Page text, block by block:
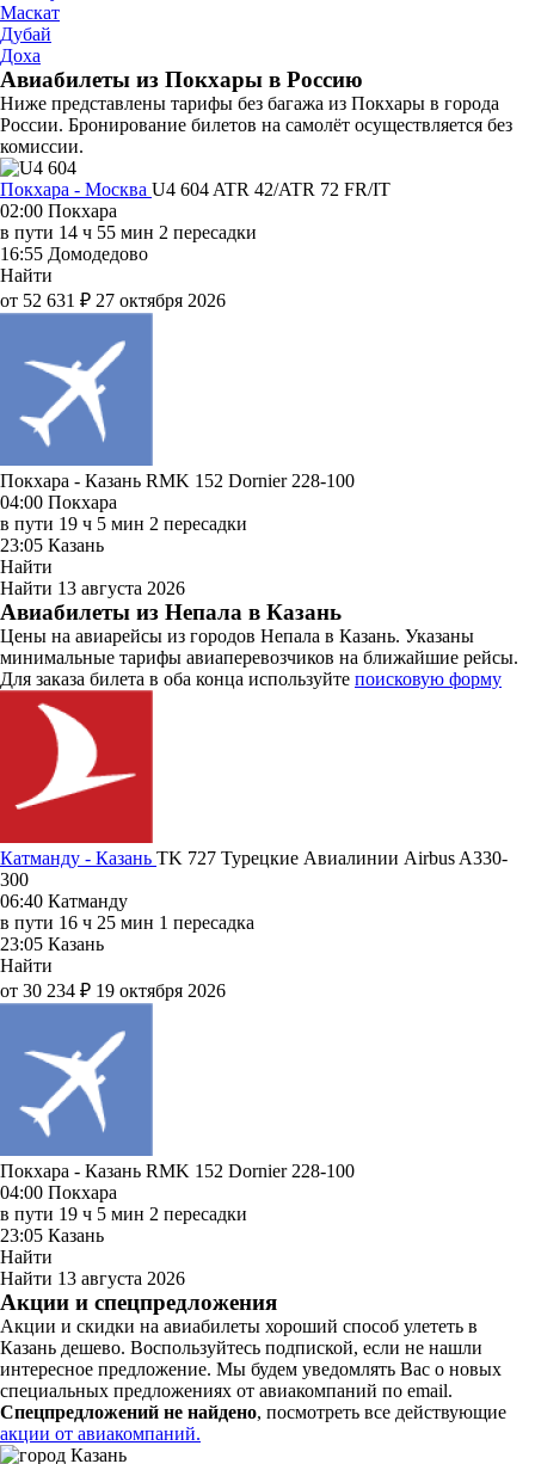
Маскат
Дубай
Доха
Авиабилеты из Покхары в Россию
Ниже представлены тарифы без багажа из Покхары в города
России. Бронирование билетов на самолёт осуществляется без
комиссии.
Покхара - Москва U4 604 ATR 42/ATR 72 FR/IT
02:00 Покхара
в пути 14 ч 55 мин 2 пересадки
16:55 Домодедово
Найти
от 52 631 ₽ 27 октября 2026
Покхара - Казань RMK 152 Dornier 228-100
04:00 Покхара
в пути 19 ч 5 мин 2 пересадки
23:05 Казань
Найти
Найти 13 августа 2026
Авиабилеты из Непала в Казань
Цены на авиарейсы из городов Непала в Казань. Указаны
минимальные тарифы авиаперевозчиков на ближайшие рейсы.
Для заказа билета в оба конца используйте поисковую форму
Катманду - Казань TK 727 Турецкие Авиалинии Airbus A330-
300
06:40 Катманду
в пути 16 ч 25 мин 1 пересадка
23:05 Казань
Найти
от 30 234 ₽ 19 октября 2026
Покхара - Казань RMK 152 Dornier 228-100
04:00 Покхара
в пути 19 ч 5 мин 2 пересадки
23:05 Казань
Найти
Найти 13 августа 2026
Акции и спецпредложения
Акции и скидки на авиабилеты хороший способ улететь в
Казань дешево. Воспользуйтесь подпиской, если не нашли
интересное предложение. Мы будем уведомлять Вас о новых
специальных предложениях от авиакомпаний по email.
Спецпредложений не найдено, посмотреть все действующие
акции от авиакомпаний.